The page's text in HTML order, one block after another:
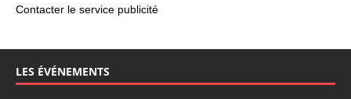
Contacter le service publicité
LES ÉVÉNEMENTS